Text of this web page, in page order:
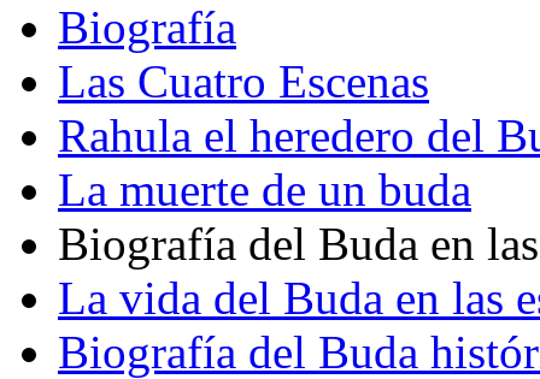
Biografía
Las Cuatro Escenas
Rahula el heredero del
La muerte de un buda
Biografía del Buda en
La vida del Buda en las
Biografía del Buda